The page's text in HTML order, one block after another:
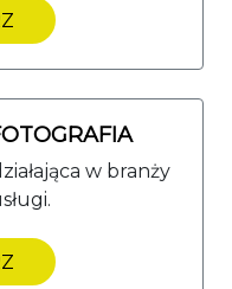
w branży